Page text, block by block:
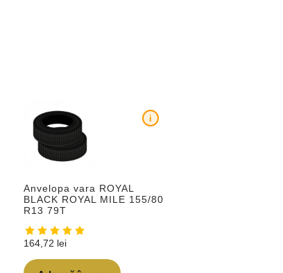
Anvelopa vara ROYAL
BLACK ROYAL MILE 155/80
R13 79T
i
164,72 lei